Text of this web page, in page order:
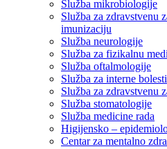
Služba mikrobiologije
Služba za zdravstvenu
imunizaciju
Služba neurologije
Služba za fizikalnu
Služba oftalmologije
Služba za interne bolesti
Služba za zdravstvenu
Služba stomatologije
Služba medicine rada
Higijensko –
Centar za mentalno